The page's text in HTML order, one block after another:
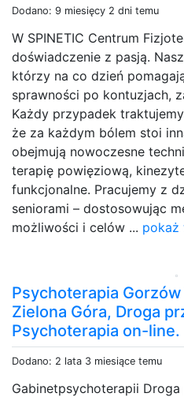
Dodano: 9 miesięcy 2 dni temu
W SPINETIC Centrum
doświadczenie z pasją.
którzy na co dzień
sprawności po kontuzjach,
Każdy przypadek
że za każdym bólem stoi
obejmują nowoczesne
terapię powięziową,
funkcjonalne. Pracujemy z
seniorami – dostosowując
możliwości i celów ... pokaż
Psychoterapia
Zielona Góra, Droga
Psychoterapia on-line.
Dodano: 2 lata 3 miesiące temu
Gabinetpsychoterapii